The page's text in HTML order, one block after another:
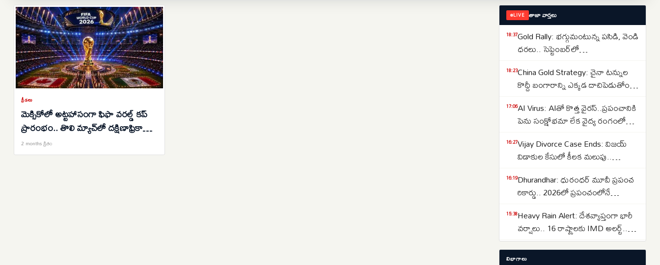
క్రీడలు
మెక్సికోలో అట్టహాసంగా ఫిఫా వరల్డ్ కప్
ప్రారంభం.. తొలి మ్యాచ్‌లో దక్షిణాఫ్రికాపై
మెక్సికో గెలుపు..
2 months క్రితం
LIVE తాజా వార్తలు
18:37Gold Rally: భగ్గుమంటున్న పసిడి, వెండి
ధరలు.. సెప్టెంబర్‌లో
18:23China Gold Strategy: చైనా టన్నుల
కొద్దీ బంగారాన్ని ఎక్కడ దాచిపెడుతోందో
వెనుక అసలు కథ ఇదే..
17:06AI Virus: AIతో కొత్త వైరస్‌..ప్రపంచానికి
పెను సంక్షోభమా లేక వైద్య రంగంలో
శాస్త్రవేత్తలు..
16:27Vijay Divorce Case Ends: విజయ్
విడాకుల కేసులో కీలక మలుపు..
సంగీత..కేసును కొట్టివేసిన కోర్టు
16:19Dhurandhar: ధురంధర్ మూవీ ప్రపంచ
రికార్డు.. 2026లో ప్రపంచంలోనే
చిత్రంగా హిస్టరీ క్రియేట్..
15:38Heavy Rain Alert: దేశవ్యాప్తంగా భారీ
వర్షాలు.. 16 రాష్ట్రాలకు IMD అలర్ట్..
ఒడిశా-కేరళకు రెడ్ వార్నింగ్.. దక్షిణాది
రాష్ట్రాల్లో ఉరుములతో కూడిన వానలు..
15:29Lost Important Documents? ఆధార్,
విభాగాలు